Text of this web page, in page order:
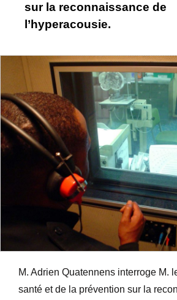
sur la reconnaissance de
l’hyperacousie.
M. Adrien Quatennens interroge M.
santé et de la prévention sur la